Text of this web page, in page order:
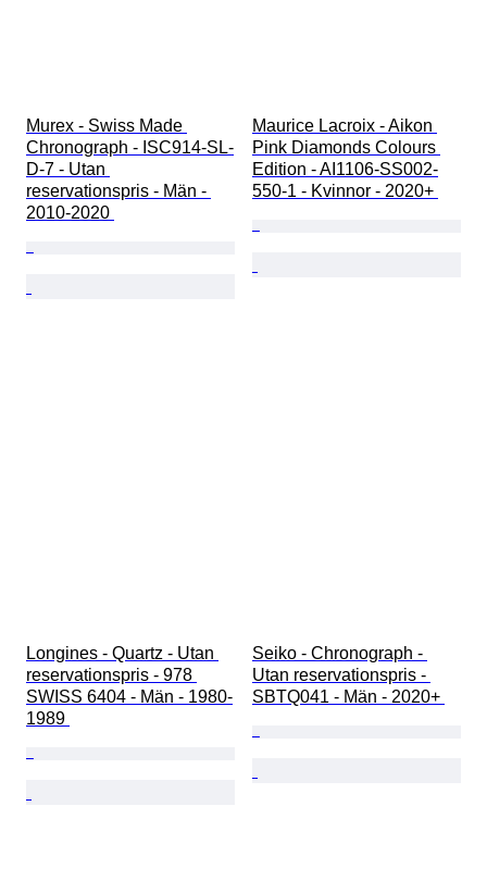
Murex - Swiss Made
Chronograph - ISC914-SL-
D-7 - Utan
reservationspris - Män -
2010-2020
Maurice Lacroix - Aikon
Pink Diamonds Colours
Edition - AI1106-SS002-
550-1 - Kvinnor - 2020+
Longines - Quartz - Utan
reservationspris - 978
SWISS 6404 - Män - 1980-
1989
Seiko - Chronograph -
Utan reservationspris -
SBTQ041 - Män - 2020+